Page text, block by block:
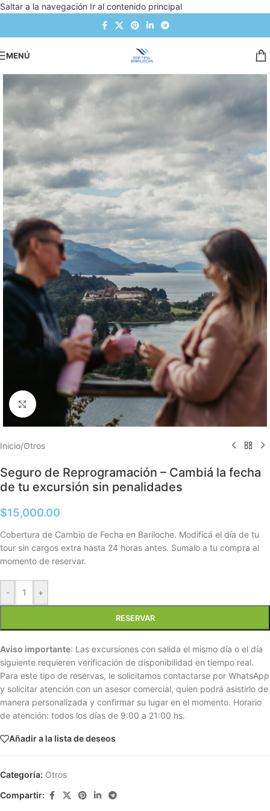
Saltar a la navegación Ir al contenido principal
MENÚ
Clic para ampliar
Inicio/Otros
Seguro de Reprogramación – Cambiá la fecha
de tu excursión sin penalidades
$15,000.00
Cobertura de Cambio de Fecha en Bariloche. Modificá el día de tu
tour sin cargos extra hasta 24 horas antes. Sumalo a tu compra al
momento de reservar.
- +
RESERVAR
Aviso importante: Las excursiones con salida el mismo día o el día
siguiente requieren verificación de disponibilidad en tiempo real.
Para este tipo de reservas, le solicitamos contactarse por WhatsApp
y solicitar atención con un asesor comercial, quien podrá asistirlo de
manera personalizada y confirmar su lugar en el momento. Horario
de atención: todos los días de 9:00 a 21:00 hs.
Añadir a la lista de deseos
Categoría: Otros
Compartir: